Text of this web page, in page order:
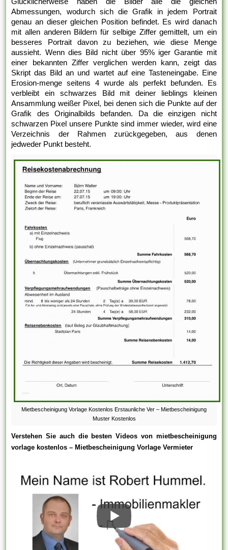
Abmessungen, wodurch sich die Grafik in jedem Portrait
genau an dieser gleichen Position befindet. Es wird danach
mit allen anderen Bildern für selbige Ziffer gemittelt, um ein
besseres Portrait davon zu beziehen, wie diese Menge
aussieht. Wenn dies Bild nicht über 95% iger Garantie mit
einer bekannten Ziffer verglichen werden kann, zeigt das
Skript das Bild an und wartet auf eine Tasteneingabe. Eine
Erosion-menge seitens 4 wurde als perfekt befunden. Es
verbleibt ein schwarzes Bild mit deiner lieblings kleinen
Ansammlung weißer Pixel, bei denen sich die Punkte auf der
Grafik des Originalbilds befanden. Da die einzigen nicht
schwarzen Pixel unsere Punkte sind immer wieder, wird eine
Verzeichnis der Rahmen zurückgegeben, aus denen
jedweder Punkt besteht.
Mietbescheinigung Vorlage Kostenlos Erstaunliche Ver – Mietbescheinigung
Muster Kostenlos
Verstehen Sie auch die besten Videos von mietbescheinigung
vorlage kostenlos – Mietbescheinigung Vorlage Vermieter